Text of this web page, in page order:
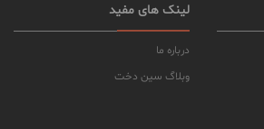
لینک های مفید
درباره ما
وبلاگ سین دخت